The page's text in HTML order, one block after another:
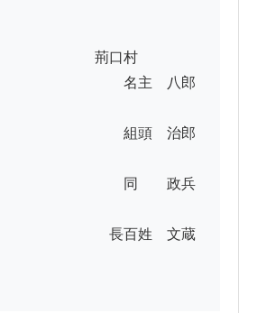
村
　八郎
　治郎
　政兵
姓　文蔵